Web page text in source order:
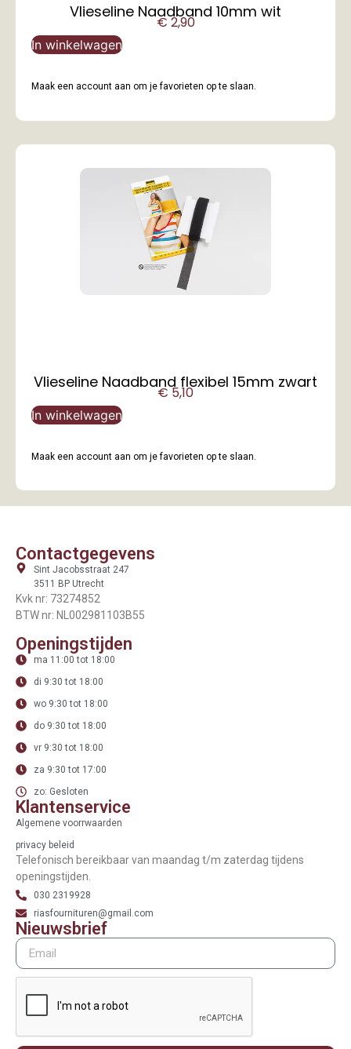
Vlieseline Naadband 10mm wit
€2,90
In winkelwagen
Maak een account aan om je favorieten op te slaan.
Vlieseline Naadband flexibel 15mm zwart
€5,10
In winkelwagen
Maak een account aan om je favorieten op te slaan.
Contactgegevens
Sint Jacobsstraat 247
3511 BP Utrecht
Kvk nr: 73274852
BTW nr: NL002981103B55
Openingstijden
ma 11:00 tot 18:00
di 9:30 tot 18:00
wo 9:30 tot 18:00
do 9:30 tot 18:00
vr 9:30 tot 18:00
za 9:30 tot 17:00
zo: Gesloten
Klantenservice
Algemene voorrwaarden
privacy beleid
Telefonisch bereikbaar van maandag t/m zaterdag tijdens
openingstijden.
030 2319928
riasfournituren@gmail.com
Nieuwsbrief